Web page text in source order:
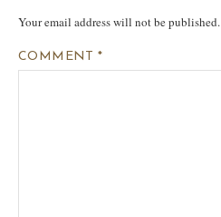
Your email address will not be published.
COMMENT*